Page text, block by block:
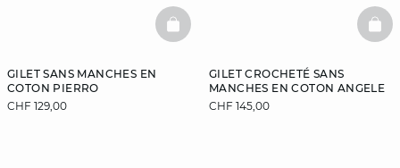
GILET SANS MANCHES EN
COTON PIERRO
CHF 129,00
BASKETFULL
GILET CROCHETÉ SANS
MANCHES EN COTON ANGELE
CHF 145,00